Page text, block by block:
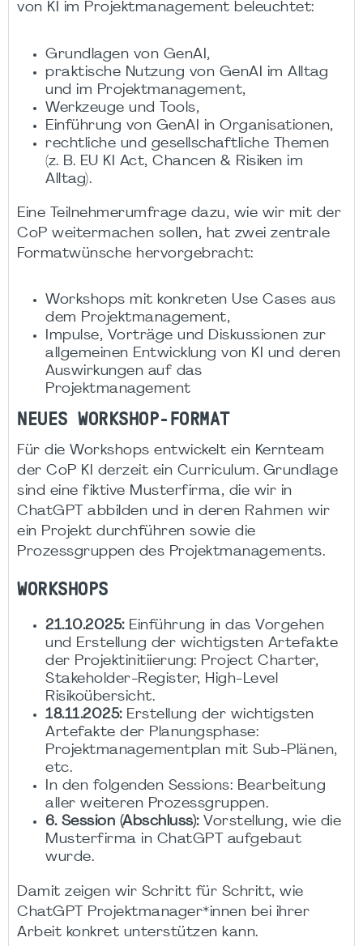
von KI im Projektmanagement beleuchtet:
Grundlagen von GenAI,
praktische Nutzung von GenAI im Alltag
und im Projektmanagement,
Werkzeuge und Tools,
Einführung von GenAI in Organisationen,
rechtliche und gesellschaftliche Themen
(z. B. EU KI Act, Chancen & Risiken im
Alltag).
Eine Teilnehmerumfrage dazu, wie wir mit der
CoP weitermachen sollen, hat zwei zentrale
Formatwünsche hervorgebracht:
Workshops mit konkreten Use Cases aus
dem Projektmanagement,
Impulse, Vorträge und Diskussionen zur
allgemeinen Entwicklung von KI und deren
Auswirkungen auf das
Projektmanagement
NEUES WORKSHOP-FORMAT
Für die Workshops entwickelt ein Kernteam
der CoP KI derzeit ein Curriculum. Grundlage
sind eine fiktive Musterfirma, die wir in
ChatGPT abbilden und in deren Rahmen wir
ein Projekt durchführen sowie die
Prozessgruppen des Projektmanagements.
WORKSHOPS
21.10.2025:Einführung in das Vorgehen
und Erstellung der wichtigsten Artefakte
der Projektinitiierung: Project Charter,
Stakeholder-Register, High-Level
Risikoübersicht.
18.11.2025:Erstellung der wichtigsten
Artefakte der Planungsphase:
Projektmanagementplan mit Sub-Plänen,
etc.
In den folgenden Sessions: Bearbeitung
aller weiteren Prozessgruppen.
6. Session (Abschluss):Vorstellung, wie die
Musterfirma in ChatGPT aufgebaut
wurde.
Damit zeigen wir Schritt für Schritt, wie
ChatGPT Projektmanager*innen bei ihrer
Arbeit konkret unterstützen kann.